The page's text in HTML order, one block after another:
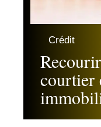
Crédit
courtier